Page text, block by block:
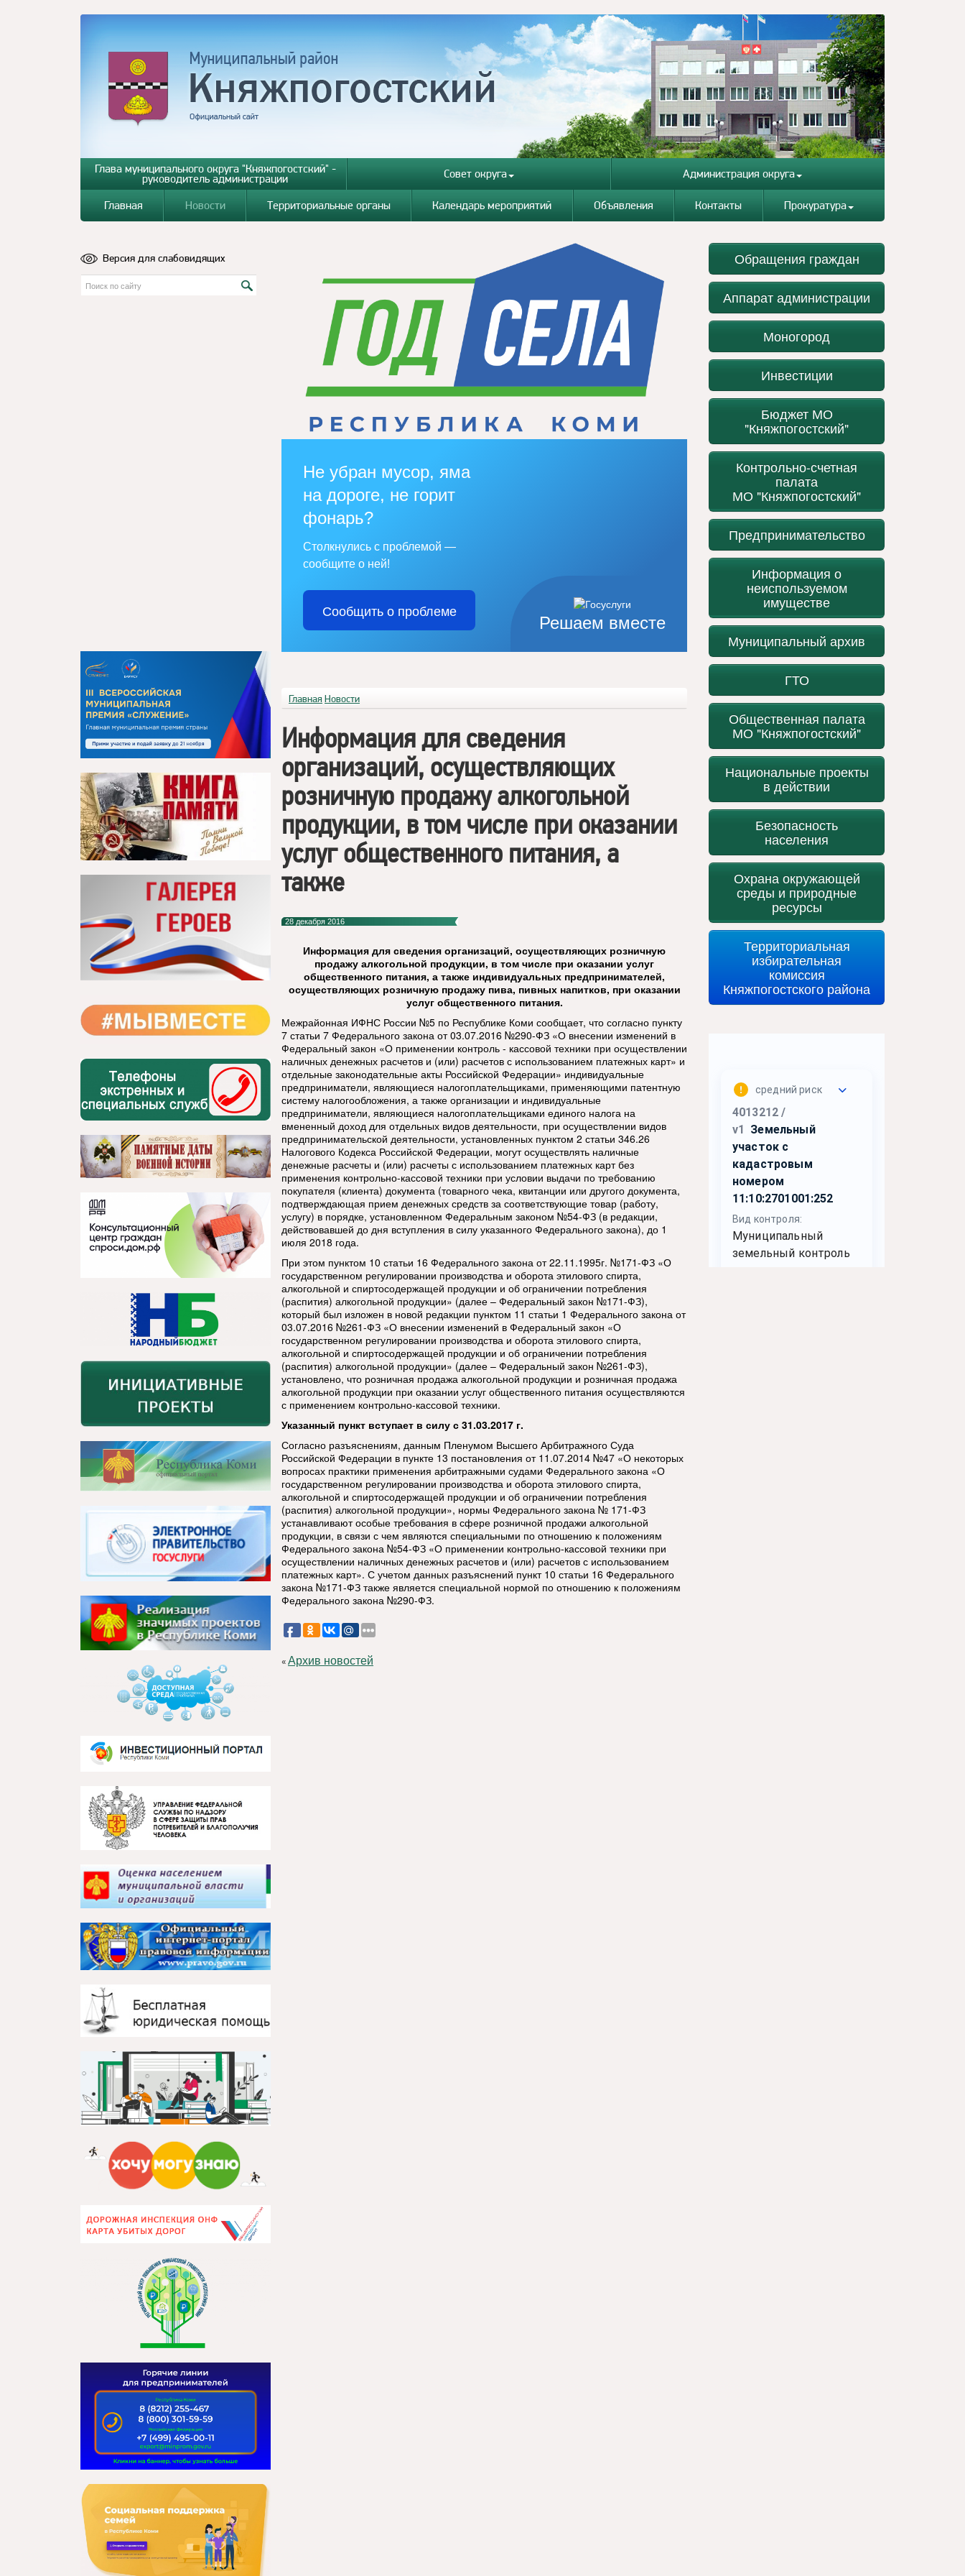
Глава муниципального округа "Княжпогостский" -
руководитель администрации Совет округа Администрация округа
Главная Новости Территориальные органы Календарь мероприятий Объявления Контакты Прокуратура
Версия для слабовидящих
Решаем вместе
Не убран мусор, яма
на дороге, не горит
фонарь?
Столкнулись с проблемой —
сообщите о ней!
Сообщить о проблеме
Главная Новости
Информация для сведения
организаций, осуществляющих
розничную продажу алкогольной
продукции, в том числе при оказании
услуг общественного питания, а
также
28 декабря 2016
Информация для сведения организаций, осуществляющих розничную
продажу алкогольной продукции, в том числе при оказании услуг
общественного питания, а также индивидуальных предпринимателей,
осуществляющих розничную продажу пива, пивных напитков, при оказании
услуг общественного питания.
Межрайонная ИФНС России №5 по Республике Коми сообщает, что согласно пункту
7 статьи 7 Федерального закона от 03.07.2016 №290-ФЗ «О внесении изменений в
Федеральный закон «О применении контроль - кассовой техники при осуществлении
наличных денежных расчетов и (или) расчетов с использованием платежных карт» и
отдельные законодательные акты Российской Федерации» индивидуальные
предприниматели, являющиеся налогоплательщиками, применяющими патентную
систему налогообложения, а также организации и индивидуальные
предприниматели, являющиеся налогоплательщиками единого налога на
вмененный доход для отдельных видов деятельности, при осуществлении видов
предпринимательской деятельности, установленных пунктом 2 статьи 346.26
Налогового Кодекса Российской Федерации, могут осуществлять наличные
денежные расчеты и (или) расчеты с использованием платежных карт без
применения контрольно-кассовой техники при условии выдачи по требованию
покупателя (клиента) документа (товарного чека, квитанции или другого документа,
подтверждающая прием денежных средств за соответствующие товар (работу,
услугу) в порядке, установленном Федеральным законом №54-ФЗ (в редакции,
действовавшей до дня вступления в силу указанного Федерального закона), до 1
июля 2018 года.
При этом пунктом 10 статьи 16 Федерального закона от 22.11.1995г. №171-ФЗ «О
государственном регулировании производства и оборота этилового спирта,
алкогольной и спиртосодержащей продукции и об ограничении потребления
(распития) алкогольной продукции» (далее – Федеральный закон №171-ФЗ),
который был изложен в новой редакции пунктом 11 статьи 1 Федерального закона от
03.07.2016 №261-ФЗ «О внесении изменений в Федеральный закон «О
государственном регулировании производства и оборота этилового спирта,
алкогольной и спиртосодержащей продукции и об ограничении потребления
(распития) алкогольной продукции» (далее – Федеральный закон №261-ФЗ),
установлено, что розничная продажа алкогольной продукции и розничная продажа
алкогольной продукции при оказании услуг общественного питания осуществляются
с применением контрольно-кассовой техники.
Указанный пункт вступает в силу с 31.03.2017 г.
Согласно разъяснениям, данным Пленумом Высшего Арбитражного Суда
Российской Федерации в пункте 13 постановления от 11.07.2014 №47 «О некоторых
вопросах практики применения арбитражными судами Федерального закона «О
государственном регулировании производства и оборота этилового спирта,
алкогольной и спиртосодержащей продукции и об ограничении потребления
(распития) алкогольной продукции», нормы Федерального закона № 171-ФЗ
устанавливают особые требования в сфере розничной продажи алкогольной
продукции, в связи с чем являются специальными по отношению к положениям
Федерального закона №54-ФЗ «О применении контрольно-кассовой техники при
осуществлении наличных денежных расчетов и (или) расчетов с использованием
платежных карт». С учетом данных разъяснений пункт 10 статьи 16 Федерального
закона №171-ФЗ также является специальной нормой по отношению к положениям
Федерального закона №290-ФЗ.
«Архив новостей
Обращения граждан
Аппарат администрации
Моногород
Инвестиции
Бюджет МО
"Княжпогостский"
Контрольно-счетная
палата
МО "Княжпогостский"
Предпринимательство
Информация о
неиспользуемом
имуществе
Муниципальный архив
ГТО
Общественная палата
МО "Княжпогостский"
Национальные проекты
в действии
Безопасность
населения
Охрана окружающей
среды и природные
ресурсы
Территориальная
избирательная
комиссия
Княжпогостского района